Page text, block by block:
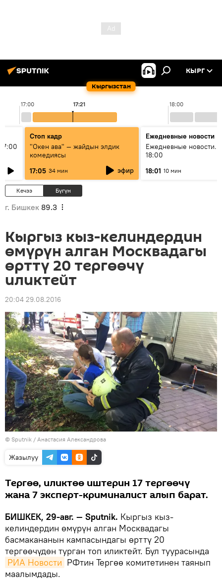
Кыргызстан
КЫРГ
17:00 18:00
17:21
Стоп кадр
"Окен ава" — жайдын элдик
комедиясы
17:05 34 мин эфир
Ежедневные новости
Ежедневные новости.
18:00
18:01 10 мин
Кечээ Бүгүн
г. Бишкек 89.3
Кыргыз кыз-келиндердин
өмүрүн алган Москвадагы
өрттү 20 тергөөчү
иликтейт
20:04 29.08.2016
© Sputnik / Анастасия Александрова
Жазылуу
Тергөө, иликтөө иштерин 17 тергөөчү
жана 7 эксперт-криминалист алып барат.
БИШКЕК, 29-авг. — Sputnik. Кыргыз кыз-
келиндердин өмүрүн алган Москвадагы
басмакананын кампасындагы өрттү 20
тергөөчүдөн турган топ иликтейт. Бул туурасында
РИА Новости РФтин Тергөө комитетинен таянып
маалымдады.